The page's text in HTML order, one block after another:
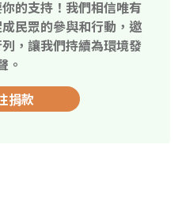
的支持！我們相信唯有
民眾的參與和行動，邀
，讓我們持續為環境發
。
捐款